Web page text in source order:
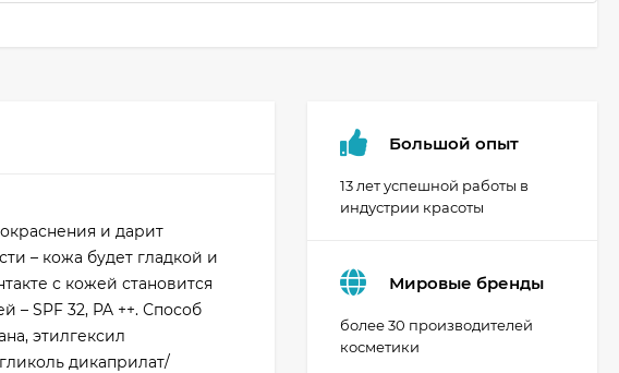
и дарит
– кожа будет гладкой и
с кожей становится
SPF 32, PA ++. Способ
этилгексил
дикаприлат/
Большой опыт
13 лет успешной работы в
индустрии красоты
Мировые бренды
более 30 производителей
косметики